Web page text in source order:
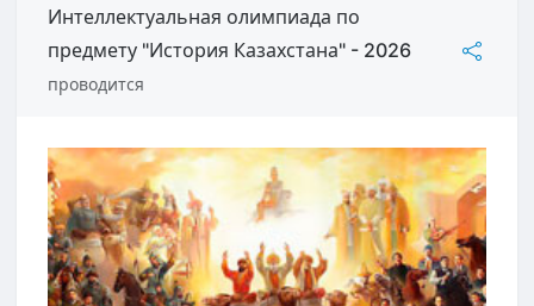
Интеллектуальная олимпиада по
предмету "История Казахстана" - 2026
проводится